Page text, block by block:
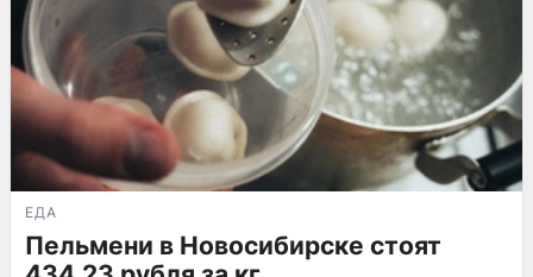
ЕДА
Пельмени в Новосибирске стоят